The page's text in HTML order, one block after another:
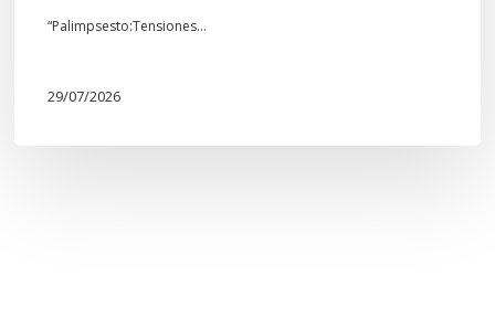
“Palimpsesto:Tensiones…
29/07/2026